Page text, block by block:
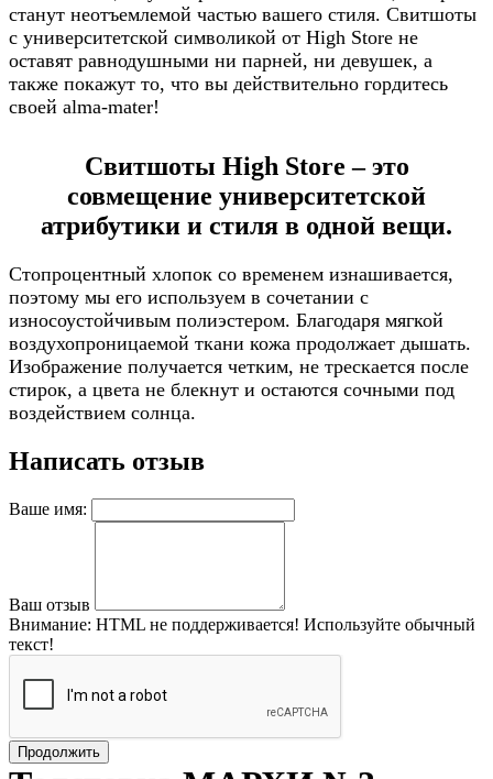
станут неотъемлемой частью вашего стиля. Свитшоты
с университетской символикой от High Store не
оставят равнодушными ни парней, ни девушек, а
также покажут то, что вы действительно гордитесь
своей alma-mater!
Свитшоты High Store – это
совмещение университетской
атрибутики и стиля в одной вещи.
Стопроцентный хлопок со временем изнашивается,
поэтому мы его используем в сочетании с
износоустойчивым полиэстером. Благодаря мягкой
воздухопроницаемой ткани кожа продолжает дышать.
Изображение получается четким, не трескается после
стирок, а цвета не блекнут и остаются сочными под
воздействием солнца.
Написать отзыв
Ваше имя:
Ваш отзыв
Внимание: HTML не поддерживается! Используйте обычный
текст!
Продолжить